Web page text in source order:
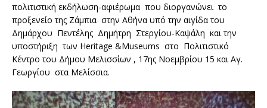
πολιτιστική εκδήλωση-αφιέρωμα που διοργανώνει το
προξενείο της Ζάμπια στην Αθήνα υπό την αιγίδα του
Δημάρχου Πεντέλης Δημήτρη Στεργίου-Καψάλη και την
υποστήριξη των Heritage &Museums στο Πολιτιστικό
Κέντρο του Δήμου Μελισσίων , 17ης Νοεμβρίου 15 και Αγ.
Γεωργίου στα Μελίσσια.